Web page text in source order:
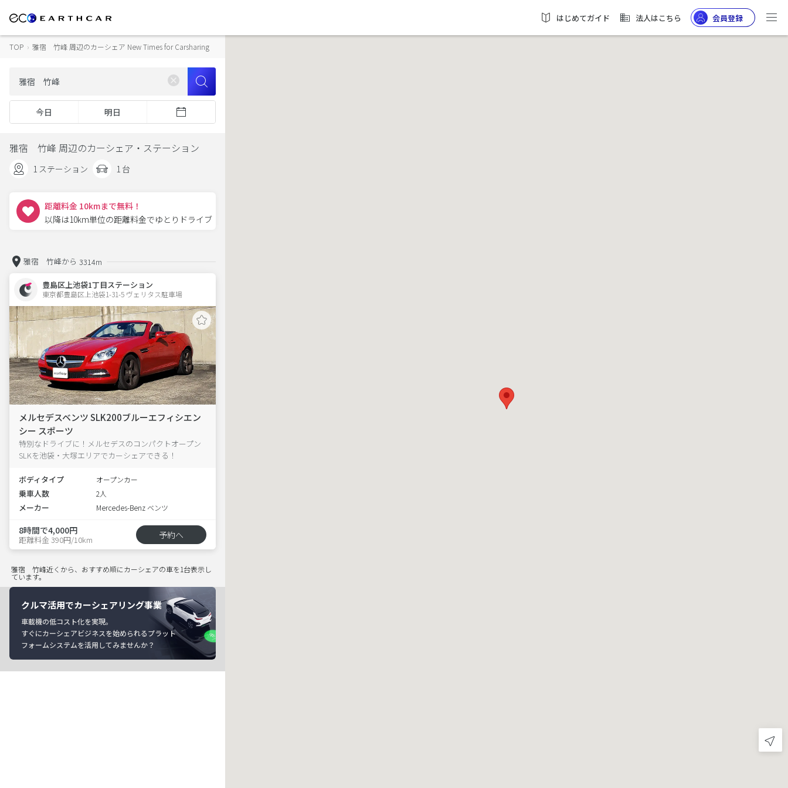
はじめてガイド 法人はこちら 会員登録
TOP › 雅宿 竹峰 周辺のカーシェア New Times for Carsharing
今日 明日
雅宿 竹峰 周辺のカーシェア・ステーション
1 ステーション 1 台
距離料金 10kmまで無料！
以降は10km単位の距離料金でゆとりドライブ
雅宿 竹峰から 3314m
豊島区上池袋1丁目ステーション
東京都豊島区上池袋1-31-5 ヴェリタス駐車場
メルセデスベンツ SLK200ブルーエフィシエン
シー スポーツ
特別なドライブに！メルセデスのコンパクトオープン
SLKを池袋・大塚エリアでカーシェアできる！
ボディタイプ オープンカー
乗車人数 2人
メーカー Mercedes-Benz ベンツ
8時間で4,000円
距離料金 390円/10km 予約へ
雅宿 竹峰近くから、おすすめ順にカーシェアの車を1台表示し
ています。
クルマ活用でカーシェアリング事業
車載機の低コスト化を実現。
すぐにカーシェアビジネスを始められるプラット
フォームシステムを活用してみませんか？